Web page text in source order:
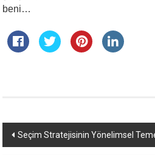
beni…
Yazı
Seçim Stratejisinin Yönelimsel